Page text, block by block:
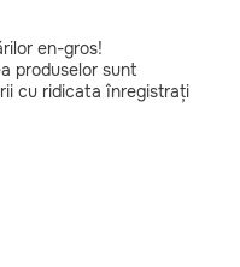
en-gros!
produselor sunt
cu ridicata înregistrați